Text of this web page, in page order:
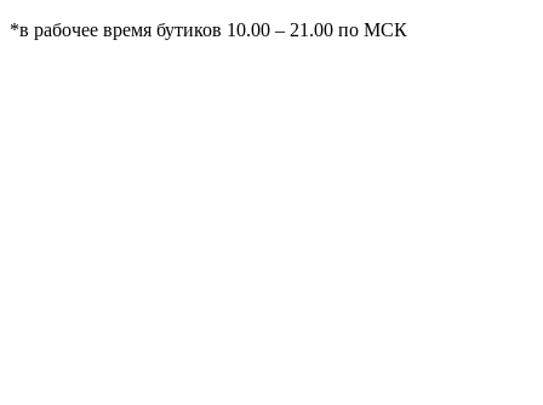
*в рабочее время бутиков 10.00 – 21.00 по МСК